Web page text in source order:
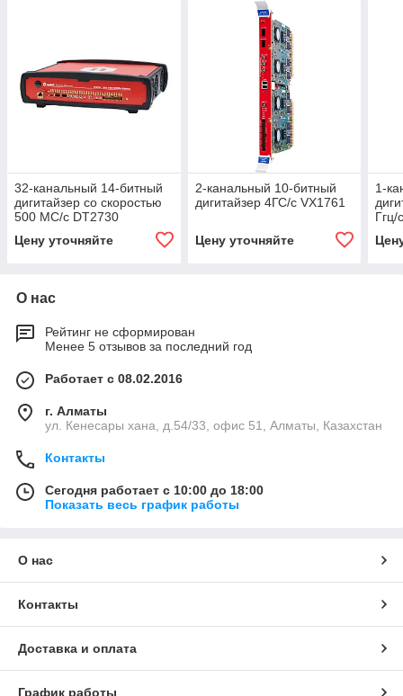
32-канальный 14-битный
дигитайзер со скоростью
500 МС/с DT2730
Цену уточняйте
2-канальный 10-битный
дигитайзер 4ГС/с VX1761
Цену уточняйте
1-
Ггц/
О нас
Рейтинг не сформирован
Менее 5 отзывов за последний год
Работает с 08.02.2016
г. Алматы
ул. Кенесары хана, д.54/33, офис 51, Алматы, Казахстан
Контакты
Сегодня работает с 10:00 до 18:00
Показать весь график работы
О нас
Контакты
Доставка и оплата
График работы